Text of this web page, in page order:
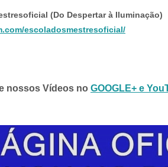
(Do Despertar à Iluminação)
escoladosmestresoficial/
nossos Vídeos no GOOGLE+ e